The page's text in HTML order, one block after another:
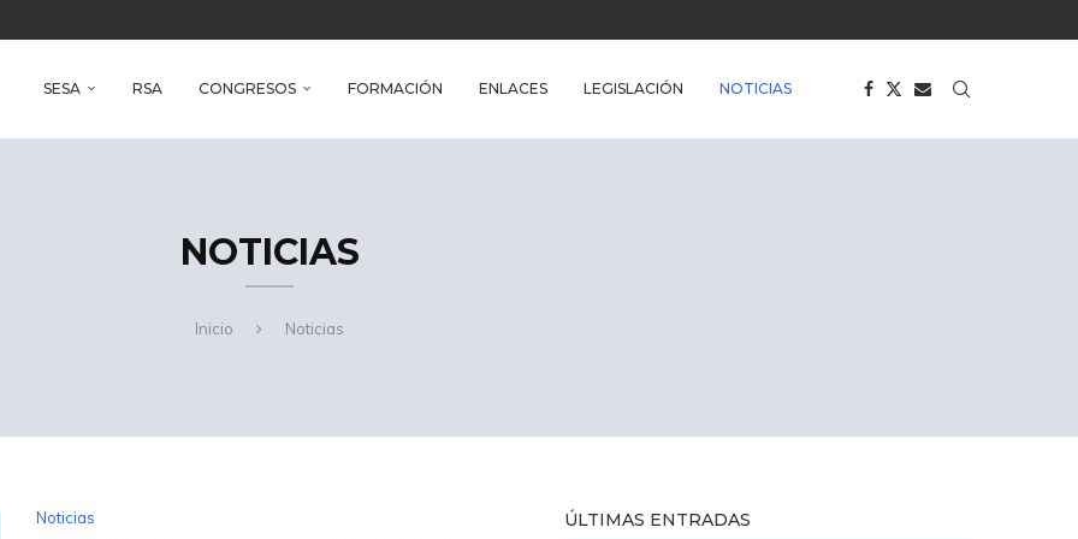
SESA
RSA CONGRESOS FORMACIÓN ENLACES LEGISLACIÓN NOTICIAS
NOTICIAS
Inicio Noticias
Noticias ÚLTIMAS ENTRADAS